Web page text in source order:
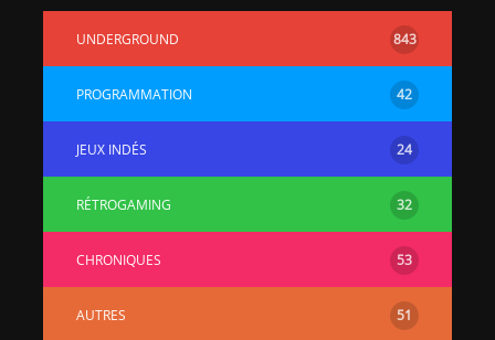
UNDERGROUND 843
PROGRAMMATION 42
JEUX INDÉS 24
RÉTROGAMING 32
CHRONIQUES 53
AUTRES 51